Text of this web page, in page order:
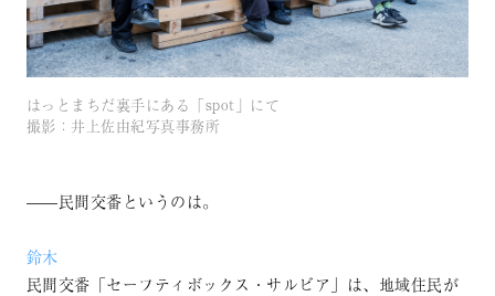
はっとまちだ裏手にある「spot」にて
撮影：井上佐由紀写真事務所
——民間交番というのは。
鈴木
民間交番「セーフティボックス・サルビア」は、地域住民が